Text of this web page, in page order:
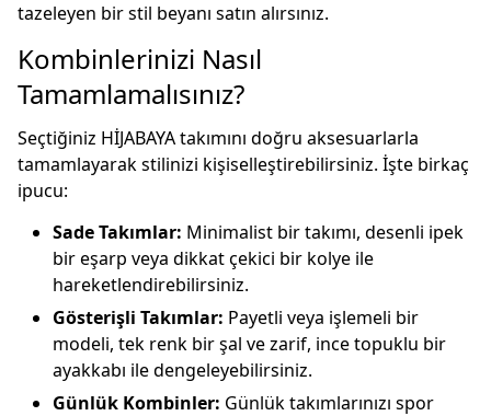
tazeleyen bir stil beyanı satın alırsınız.
Kombinlerinizi Nasıl
Tamamlamalısınız?
Seçtiğiniz HİJABAYA takımını doğru aksesuarlarla
tamamlayarak stilinizi kişiselleştirebilirsiniz. İşte birkaç
ipucu:
Sade Takımlar: Minimalist bir takımı, desenli ipek
bir eşarp veya dikkat çekici bir kolye ile
hareketlendirebilirsiniz.
Gösterişli Takımlar: Payetli veya işlemeli bir
modeli, tek renk bir şal ve zarif, ince topuklu bir
ayakkabı ile dengeleyebilirsiniz.
Günlük Kombinler: Günlük takımlarınızı spor